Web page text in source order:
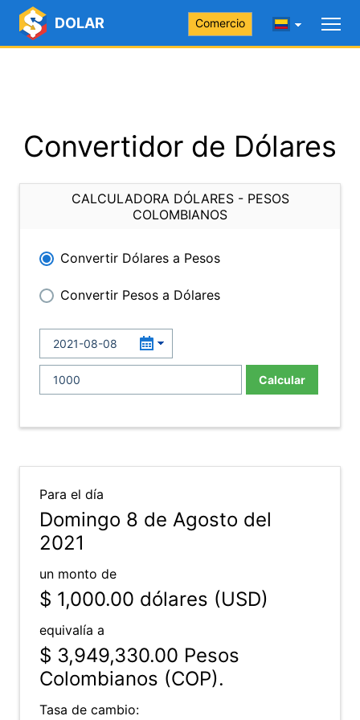
DOLAR Comercio
Convertidor de Dólares
CALCULADORA DÓLARES - PESOS
COLOMBIANOS
Convertir Dólares a Pesos
Convertir Pesos a Dólares
Calcular
Para el día
Domingo 8 de Agosto del
2021
un monto de
$ 1,000.00 dólares (USD)
equivalía a
$ 3,949,330.00 Pesos
Colombianos (COP).
Tasa de cambio: